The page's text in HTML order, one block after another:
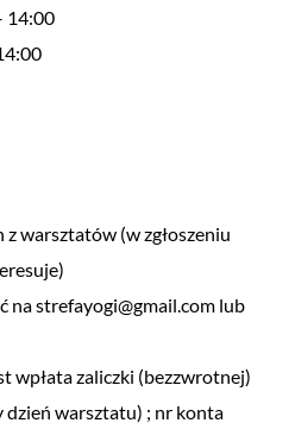
14:00
z warsztatów (w zgłoszeniu
na strefayogi@gmail.com lub
wpłata zaliczki (bezzwrotnej)
dzień warsztatu) ; nr konta